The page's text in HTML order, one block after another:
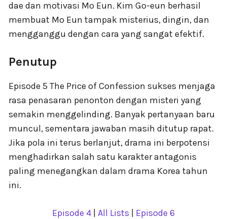
dae dan motivasi Mo Eun. Kim Go-eun berhasil
membuat Mo Eun tampak misterius, dingin, dan
mengganggu dengan cara yang sangat efektif.
Penutup
Episode 5 The Price of Confession sukses menjaga
rasa penasaran penonton dengan misteri yang
semakin menggelinding. Banyak pertanyaan baru
muncul, sementara jawaban masih ditutup rapat.
Jika pola ini terus berlanjut, drama ini berpotensi
menghadirkan salah satu karakter antagonis
paling menegangkan dalam drama Korea tahun
ini.
Episode 4 All Lists Episode 6